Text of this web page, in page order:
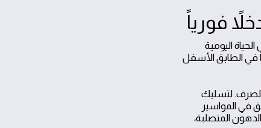
فورياً
اليومية
في الطابق الأسفل
الصرف. لتسليك
في المواسير
المتصلبة،